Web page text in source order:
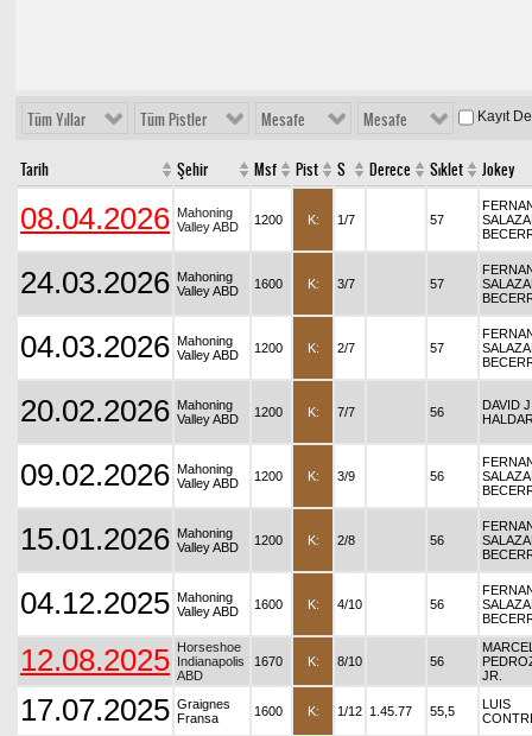
Tüm Yıllar Tüm Pistler Mesafe Mesafe Kayıt
Tarih Şehir Msf Pist S Derece Sıklet Jokey
08.04.2026 Mahoning
Valley ABD
1200 K: 1/7 57
24.03.2026 Mahoning
Valley ABD
1600 K: 3/7 57
04.03.2026 Mahoning
Valley ABD
1200 K: 2/7 57
20.02.2026 Mahoning
Valley ABD
1200 K: 7/7 56
DAVID
09.02.2026 Mahoning
Valley ABD
1200 K: 3/9 56
15.01.2026 Mahoning
Valley ABD
1200 K: 2/8 56
04.12.2025 Mahoning
Valley ABD
1600 K: 4/10 56
12.08.2025 Horseshoe
Indianapolis
ABD
1670 K: 8/10 56
JR.
17.07.2025 Graignes
Fransa
1600 K: 1/12 1.45.77 55,5
LUIS